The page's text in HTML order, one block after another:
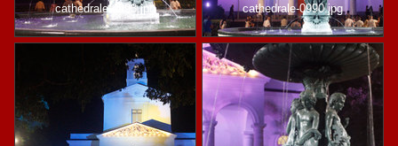
cathedrale-0993.jpg cathedrale-0990.jpg